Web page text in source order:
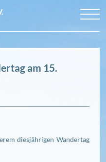
am 15.
diesjährigen Wandertag